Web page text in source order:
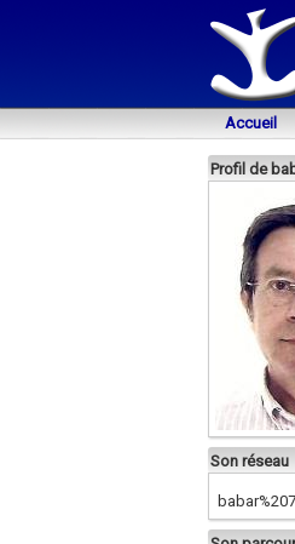
Accueil
Profil de
Son réseau